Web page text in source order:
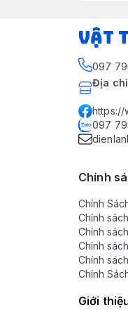
VẬT
097
Địa chỉ
https://
097
Chính
Chính
Chính
Chính
Chính
Chính
Chính
Giới